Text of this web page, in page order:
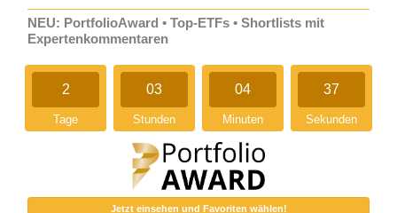
NEU: PortfolioAward • Top-ETFs • Shortlists mit
Expertenkommentaren
2
Tage
03
Stunden
04
Minuten
37
Sekunden
Jetzt einsehen und Favoriten wählen!